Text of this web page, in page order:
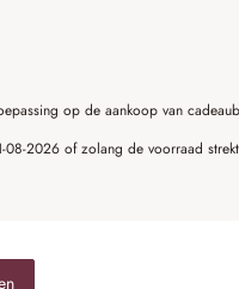
op de aankoop van
2026 of zolang de voorraad